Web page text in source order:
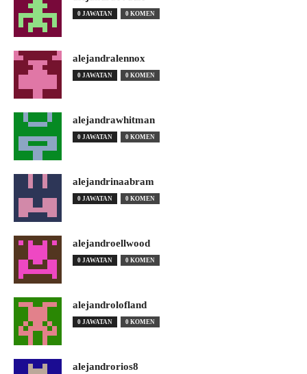
0 JAWATAN 0 KOMEN
alejandralennox
0 JAWATAN 0 KOMEN
alejandrawhitman
0 JAWATAN 0 KOMEN
alejandrinaabram
0 JAWATAN 0 KOMEN
alejandroellwood
0 JAWATAN 0 KOMEN
alejandrolofland
0 JAWATAN 0 KOMEN
alejandrorios8